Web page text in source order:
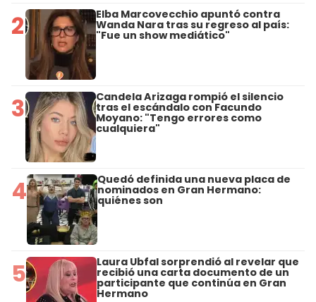
2 Elba Marcovecchio apuntó contra
Wanda Nara tras su regreso al país:
"Fue un show mediático"
3 Candela Arizaga rompió el silencio
tras el escándalo con Facundo
Moyano: "Tengo errores como
cualquiera"
4 Quedó definida una nueva placa de
nominados en Gran Hermano:
quiénes son
5 Laura Ubfal sorprendió al revelar que
recibió una carta documento de un
participante que continúa en Gran
Hermano